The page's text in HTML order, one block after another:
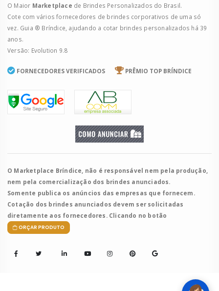
O Maior Marketplace de Brindes Personalizados do Brasil.
Cote com vários fornecedores de brindes corporativos de uma só
vez. Guia ® Bríndice, ajudando a cotar brindes personalizados há 39
anos.
Versão: Evolution 9.8
FORNECEDORES VERIFICADOS PRÊMIO TOP BRÍNDICE
O Marketplace Bríndice, não é responsável nem pela produção,
nem pela comercialização dos brindes anunciados.
Somente publica os anúncios das empresas que fornecem.
Cotação dos brindes anunciados devem ser solicitadas
diretamente aos fornecedores. Clicando no botão
ORÇAR PRODUTO